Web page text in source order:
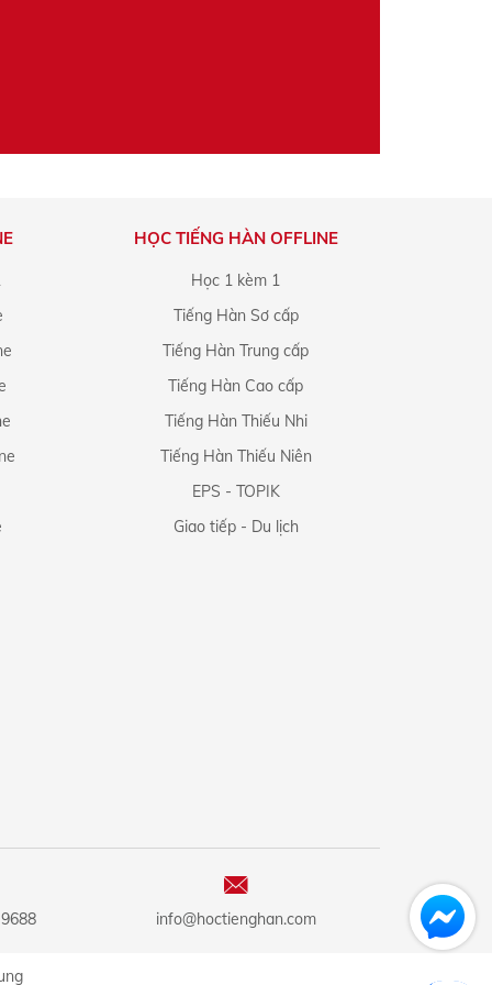
HỌC TIẾNG HÀN OFFLINE
Học 1 kèm 1
Tiếng Hàn Sơ cấp
Tiếng Hàn Trung cấp
Tiếng Hàn Cao cấp
Tiếng Hàn Thiếu Nhi
Tiếng Hàn Thiếu Niên
EPS - TOPIK
Giao tiếp - Du lịch
info@hoctienghan.com